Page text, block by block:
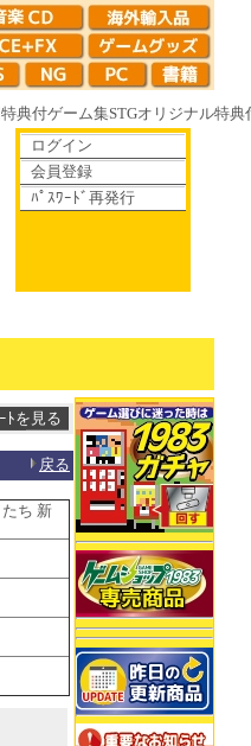
典付ゲーム集STGオリジナル特典
く鏡の花へ 70年代風ロボッ
ログイン
会員登録
ﾊﾟｽﾜｰﾄﾞ再発行
戻る
ち 新